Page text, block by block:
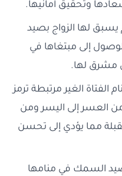
وتحقيق أمانيها.
يسبق لها الزواج بصيد
إلى مبتغاها في
مشرق لها.
الغير مرتبطة ترمز
العسر إلى اليسر ومن
مما يؤدي إلى تحسن
السمك في منامها